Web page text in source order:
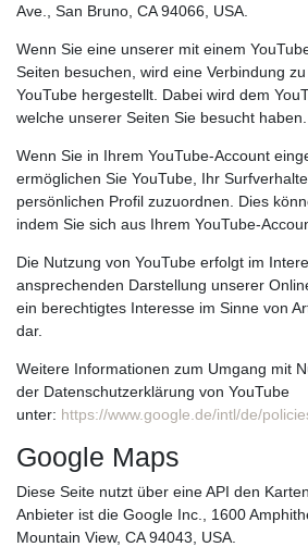
Ave., San Bruno, CA 94066, USA.
Wenn Sie eine unserer mit einem
Seiten besuchen, wird eine Verbindung
YouTube hergestellt. Dabei wird dem
welche unserer Seiten Sie besucht haben.
Wenn Sie in Ihrem YouTube-Account
ermöglichen Sie YouTube, Ihr
persönlichen Profil zuzuordnen. Dies
indem Sie sich aus Ihrem YouTube-
Die Nutzung von YouTube erfolgt im
ansprechenden Darstellung unserer
ein berechtigtes Interesse im Sinne von
dar.
Weitere Informationen zum Umgang mit
der Datenschutzerklärung von YouTube
unter: https://www.google.de/intl/de/
Google Maps
Diese Seite nutzt über eine API den
Anbieter ist die Google Inc., 1600
Mountain View, CA 94043, USA.